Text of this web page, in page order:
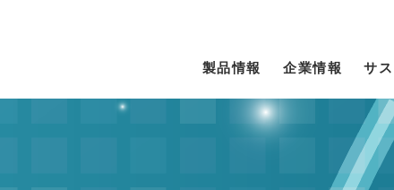
製品情報 企業情報 サ